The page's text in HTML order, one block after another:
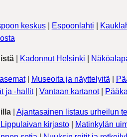
keskus| Espoonlahti
| Kadonnut Helsinki
| Museoita ja näyttelyitä
ja -hallit| Vantaan kartanot|
| Ajantasainen listaus urheilun
Lippulaivan kirjasto|
Matinkylän